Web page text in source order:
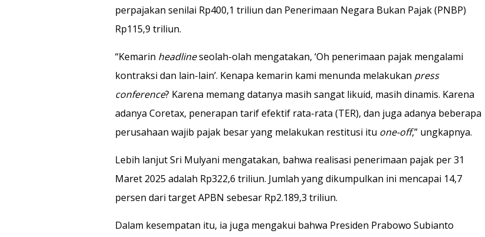
perpajakan senilai Rp400,1 triliun dan Penerimaan Negara Bukan Pajak (PNBP)
Rp115,9 triliun.
“Kemarin headlineseolah-olah mengatakan, ‘Oh penerimaan pajak mengalami
kontraksi dan lain-lain’. Kenapa kemarin kami menunda melakukan press
conference? Karena memang datanya masih sangat likuid, masih dinamis. Karena
adanya Coretax, penerapan tarif efektif rata-rata (TER), dan juga adanya beberapa
perusahaan wajib pajak besar yang melakukan restitusi itu one-off,” ungkapnya.
Lebih lanjut Sri Mulyani mengatakan, bahwa realisasi penerimaan pajak per 31
Maret 2025 adalah Rp322,6 triliun. Jumlah yang dikumpulkan ini mencapai 14,7
persen dari target APBN sebesar Rp2.189,3 triliun.
Dalam kesempatan itu, ia juga mengakui bahwa Presiden Prabowo Subianto